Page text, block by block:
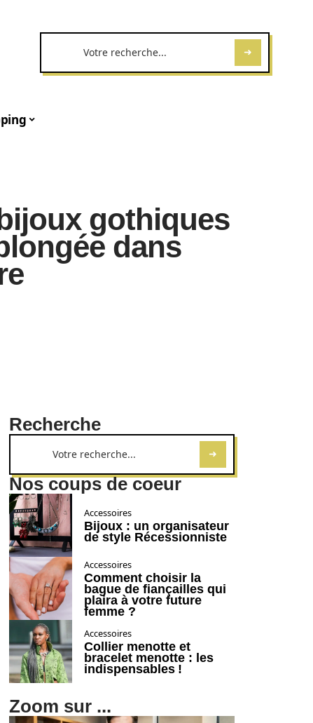
gothiques
dans
Recherche
Nos coups de coeur
Accessoires
Bijoux : un organisateur
de style Récessionniste
Accessoires
Comment choisir la
bague de fiançailles qui
plaira à votre future
femme ?
Accessoires
Collier menotte et
bracelet menotte : les
indispensables !
Zoom sur ...